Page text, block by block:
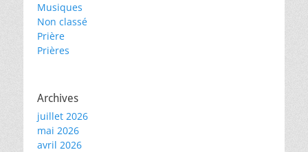
Musiques
Non classé
Prière
Prières
Archives
juillet 2026
mai 2026
avril 2026